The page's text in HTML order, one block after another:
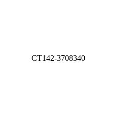
СТ142-3708340